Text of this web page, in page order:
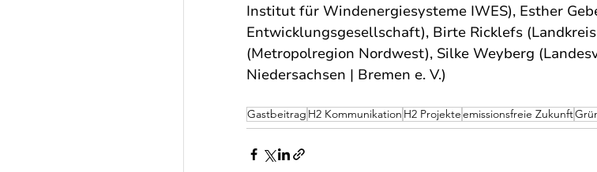
Institut für Windenergiesysteme IWES), Esther
Entwicklungsgesellschaft), Birte Ricklefs
(Metropolregion Nordwest), Silke Weyberg
Niedersachsen | Bremen e. V.)
Gastbeitrag H2 Kommunikation H2 Projekteemissionsfreie Zukunft